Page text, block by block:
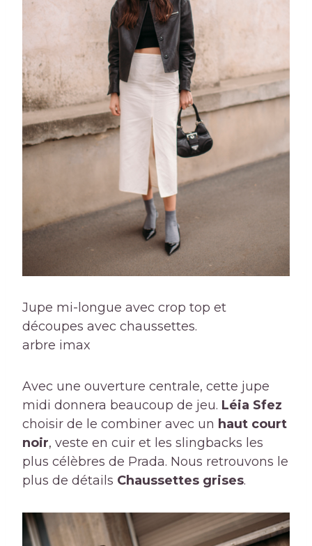
Jupe mi-longue avec crop top et
découpes avec chaussettes.
arbre imax
Avec une ouverture centrale, cette jupe
midi donnera beaucoup de jeu. Léia Sfez
choisir de le combiner avec un haut court
noir, veste en cuir et les slingbacks les
plus célèbres de Prada. Nous retrouvons le
plus de détails Chaussettes grises.